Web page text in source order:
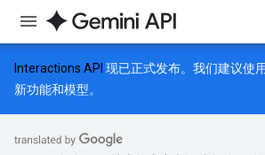
Interactions API 现已正式发布。我们建议使
新功能和模型。